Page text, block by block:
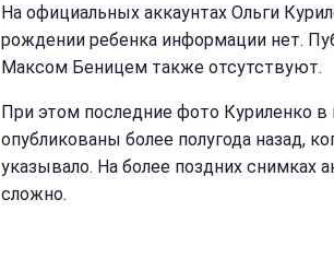
На официальных аккаунтах Ольги
рождении ребенка информации нет.
Максом Беницем также отсутствуют.
При этом последние фото Куриленко
опубликованы более полугода назад,
указывало. На более поздних снимках
сложно.